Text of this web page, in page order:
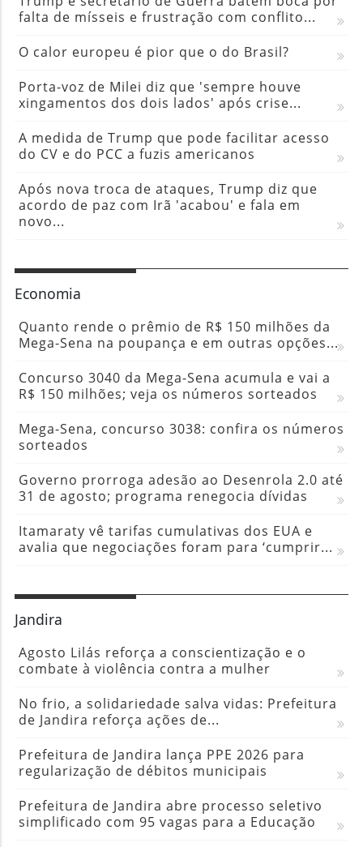
falta de mísseis e frustração com conflito...
O calor europeu é pior que o do Brasil?
Porta-voz de Milei diz que 'sempre houve
xingamentos dos dois lados' após crise...
A medida de Trump que pode facilitar acesso
do CV e do PCC a fuzis americanos
Após nova troca de ataques, Trump diz que
acordo de paz com Irã 'acabou' e fala em
novo...
Economia
Quanto rende o prêmio de R$ 150 milhões da
Mega-Sena na poupança e em outras opções...
Concurso 3040 da Mega-Sena acumula e vai a
R$ 150 milhões; veja os números sorteados
Mega-Sena, concurso 3038: confira os números
sorteados
Governo prorroga adesão ao Desenrola 2.0 até
31 de agosto; programa renegocia dívidas
Itamaraty vê tarifas cumulativas dos EUA e
avalia que negociações foram para ‘cumprir...
Jandira
Agosto Lilás reforça a conscientização e o
combate à violência contra a mulher
No frio, a solidariedade salva vidas: Prefeitura
de Jandira reforça ações de...
Prefeitura de Jandira lança PPE 2026 para
regularização de débitos municipais
Prefeitura de Jandira abre processo seletivo
simplificado com 95 vagas para a Educação